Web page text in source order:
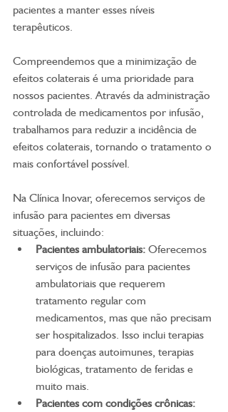
pacientes a manter esses níveis
terapêuticos.
Compreendemos que a minimização de
efeitos colaterais é uma prioridade para
nossos pacientes. Através da administração
controlada de medicamentos por infusão,
trabalhamos para reduzir a incidência de
efeitos colaterais, tornando o tratamento o
mais confortável possível.
Na Clínica Inovar, oferecemos serviços de
infusão para pacientes em diversas
situações, incluindo:
Pacientes ambulatoriais: Oferecemos
serviços de infusão para pacientes
ambulatoriais que requerem
tratamento regular com
medicamentos, mas que não precisam
ser hospitalizados. Isso inclui terapias
para doenças autoimunes, terapias
biológicas, tratamento de feridas e
muito mais.
Pacientes com condições crônicas: